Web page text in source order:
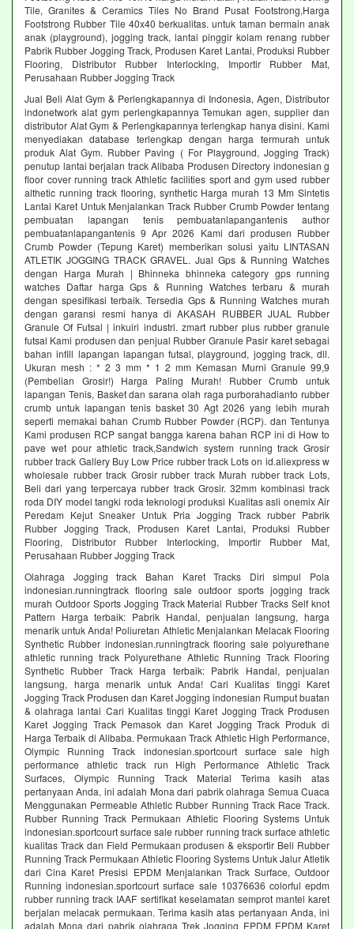
Tile, Granites & Ceramics Tiles No Brand Pusat Footstrong,Harga
Footstrong Rubber Tile 40x40 berkualitas. untuk taman bermain anak
anak (playground), jogging track, lantai pinggir kolam renang rubber
Pabrik Rubber Jogging Track, Produsen Karet Lantai, Produksi Rubber
Flooring, Distributor Rubber Interlocking, Importir Rubber Mat,
Perusahaan Rubber Jogging Track
Jual Beli Alat Gym & Perlengkapannya di Indonesia, Agen, Distributor
indonetwork alat gym perlengkapannya Temukan agen, supplier dan
distributor Alat Gym & Perlengkapannya terlengkap hanya disini. Kami
menyediakan database terlengkap dengan harga termurah untuk
produk Alat Gym. Rubber Paving ( For Playground, Jogging Track)
penutup lantai berjalan track Alibaba Produsen Directory indonesian g
floor cover running track Athletic facilities sport and gym used rubber
althetic running track flooring, synthetic Harga murah 13 Mm Sintetis
Lantai Karet Untuk Menjalankan Track Rubber Crumb Powder tentang
pembuatan lapangan tenis pembuatanlapangantenis author
pembuatanlapangantenis 9 Apr 2026 Kami dari produsen Rubber
Crumb Powder (Tepung Karet) memberikan solusi yaitu LINTASAN
ATLETIK JOGGING TRACK GRAVEL. Jual Gps & Running Watches
dengan Harga Murah | Bhinneka bhinneka category gps running
watches Daftar harga Gps & Running Watches terbaru & murah
dengan spesifikasi terbaik. Tersedia Gps & Running Watches murah
dengan garansi resmi hanya di AKASAH RUBBER JUAL Rubber
Granule Of Futsal | inkuiri industri. zmart rubber plus rubber granule
futsal Kami produsen dan penjual Rubber Granule Pasir karet sebagai
bahan infill lapangan lapangan futsal, playground, jogging track, dll.
Ukuran mesh : * 2 3 mm * 1 2 mm Kemasan Murni Granule 99,9
(Pembelian Grosir!) Harga Paling Murah! Rubber Crumb untuk
lapangan Tenis, Basket dan sarana olah raga purborahadianto rubber
crumb untuk lapangan tenis basket 30 Agt 2026 yang lebih murah
seperti memakai bahan Crumb Rubber Powder (RCP). dan Tentunya
Kami produsen RCP sangat bangga karena bahan RCP ini di How to
pave wet pour athletic track,Sandwich system running track Grosir
rubber track Gallery Buy Low Price rubber track Lots on id.aliexpress w
wholesale rubber track Grosir rubber track Murah rubber track Lots,
Beli dari yang terpercaya rubber track Grosir. 32mm kombinasi track
roda DIY model tangki roda teknologi produksi Kualitas asli onemix Air
Peredam Kejut Sneaker Untuk Pria Jogging Track rubber Pabrik
Rubber Jogging Track, Produsen Karet Lantai, Produksi Rubber
Flooring, Distributor Rubber Interlocking, Importir Rubber Mat,
Perusahaan Rubber Jogging Track
Olahraga Jogging track Bahan Karet Tracks Diri simpul Pola
indonesian.runningtrack flooring sale outdoor sports jogging track
murah Outdoor Sports Jogging Track Material Rubber Tracks Self knot
Pattern Harga terbaik: Pabrik Handal, penjualan langsung, harga
menarik untuk Anda! Poliuretan Athletic Menjalankan Melacak Flooring
Synthetic Rubber indonesian.runningtrack flooring sale polyurethane
athletic running track Polyurethane Athletic Running Track Flooring
Synthetic Rubber Track Harga terbaik: Pabrik Handal, penjualan
langsung, harga menarik untuk Anda! Cari Kualitas tinggi Karet
Jogging Track Produsen dan Karet Jogging indonesian Rumput buatan
& olahraga lantai Cari Kualitas tinggi Karet Jogging Track Produsen
Karet Jogging Track Pemasok dan Karet Jogging Track Produk di
Harga Terbaik di Alibaba. Permukaan Track Athletic High Performance,
Olympic Running Track indonesian.sportcourt surface sale high
performance athletic track run High Performance Athletic Track
Surfaces, Olympic Running Track Material Terima kasih atas
pertanyaan Anda, ini adalah Mona dari pabrik olahraga Semua Cuaca
Menggunakan Permeable Athletic Rubber Running Track Race Track.
Rubber Running Track Permukaan Athletic Flooring Systems Untuk
indonesian.sportcourt surface sale rubber running track surface athletic
kualitas Track dan Field Permukaan produsen & eksportir Beli Rubber
Running Track Permukaan Athletic Flooring Systems Untuk Jalur Atletik
dari Cina Karet Presisi EPDM Menjalankan Track Surface, Outdoor
Running indonesian.sportcourt surface sale 10376636 colorful epdm
rubber running track IAAF sertifikat keselamatan semprot mantel karet
berjalan melacak permukaan. Terima kasih atas pertanyaan Anda, ini
adalah Mona dari pabrik olahraga Trek Jogging EPDM EPDM Karet